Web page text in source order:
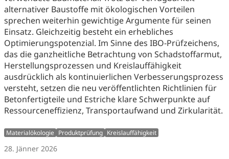
alternativer Baustoffe mit ökologischen Vorteilen
sprechen weiterhin gewichtige Argumente für seinen
Einsatz. Gleichzeitig besteht ein erhebliches
Optimierungspotenzial. Im Sinne des IBO-Prüfzeichens,
das die ganzheitliche Betrachtung von Schadstoffarmut,
Herstellungsprozessen und Kreislauffähigkeit
ausdrücklich als kontinuierlichen Verbesserungsprozess
versteht, setzen die neu veröffentlichten Richtlinien für
Betonfertigteile und Estriche klare Schwerpunkte auf
Ressourceneffizienz, Transportaufwand und Zirkularität.
Materialökologie Produktprüfung Kreislauffähigkeit
28. Jänner 2026